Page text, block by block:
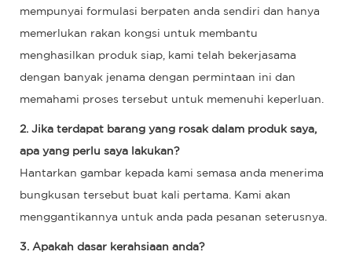
mempunyai formulasi berpaten anda sendiri dan hanya
memerlukan rakan kongsi untuk membantu
menghasilkan produk siap, kami telah bekerjasama
dengan banyak jenama dengan permintaan ini dan
memahami proses tersebut untuk memenuhi keperluan.
2. Jika terdapat barang yang rosak dalam produk saya,
apa yang perlu saya lakukan?
Hantarkan gambar kepada kami semasa anda menerima
bungkusan tersebut buat kali pertama. Kami akan
menggantikannya untuk anda pada pesanan seterusnya.
3. Apakah dasar kerahsiaan anda?